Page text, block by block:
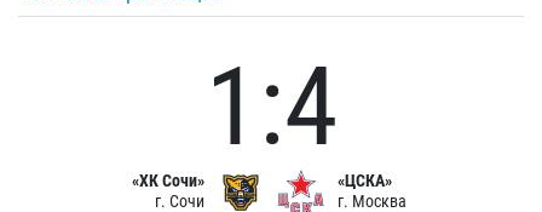
«ХК Сочи»
г. Сочи
1:4
«ЦСКА»
г. Москва